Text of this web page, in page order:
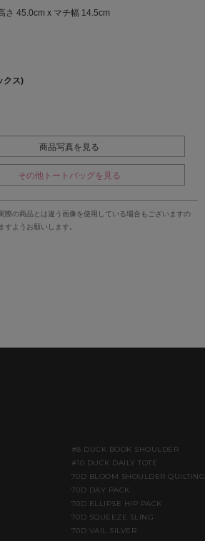
さ 45.0cm x マチ幅 14.5cm
クス)
商品写真を見る
その他トートバッグを見る
際の商品とは違う画像を使用している場合もございますの
すようお願いします。
#8 DUCK BOOK SHOULDER
#10 DUCK DAILY TOTE
70D BLOOM SHOULDER QUILTING
70D DAY PACK
70D ELLIPSE HIP PACK
70D SQUEEZE SLING
70D VAIL SILVER